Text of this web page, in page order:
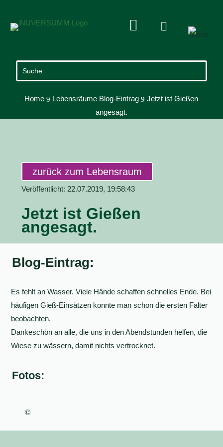
 
Home 9 Lebensräume Blog-Eintrag 9 Jetzt ist Gießen
angesagt.
zurück zum Lebensraum
Veröffentlicht: 22.07.2019, 19:58:43
Jetzt ist Gießen
angesagt.
Blog-Eintrag:
Es fehlt an Wasser. Viele Hände schaffen schnelles Ende. Bei
häufigen Gieß-Einsätzen konnte man schon die ersten Falter
beobachten.
Dankeschön an alle, die uns in den Abendstunden helfen, die
Wiese zu wässern, damit nichts vertrocknet.
Fotos:
©